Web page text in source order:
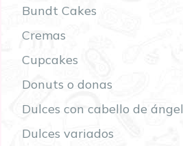
Bundt Cakes
Cremas
Cupcakes
Donuts o donas
Dulces con cabello de ángel
Dulces variados